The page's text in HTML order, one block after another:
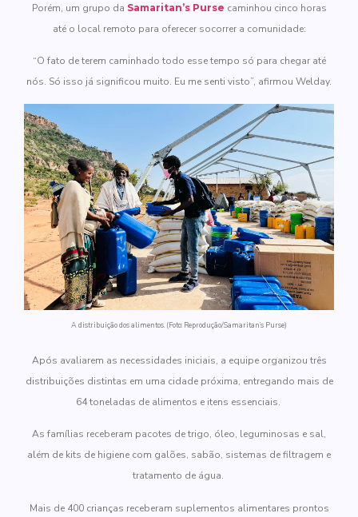
Porém, um grupo da Samaritan’s Purse caminhou cinco horas
até o local remoto para oferecer socorrer a comunidade:
“O fato de terem caminhado todo esse tempo só para chegar até
nós. Só isso já significou muito. Eu me senti visto”, afirmou Welday.
A distribuição dos alimentos. (Foto: Reprodução/Samaritan’s Purse)
Após avaliarem as necessidades iniciais, a equipe organizou três
distribuições distintas em uma cidade próxima, entregando mais de
64 toneladas de alimentos e itens essenciais.
As famílias receberam pacotes de trigo, óleo, leguminosas e sal,
além de kits de higiene com galões, sabão, sistemas de filtragem e
tratamento de água.
Mais de 400 crianças receberam suplementos alimentares prontos